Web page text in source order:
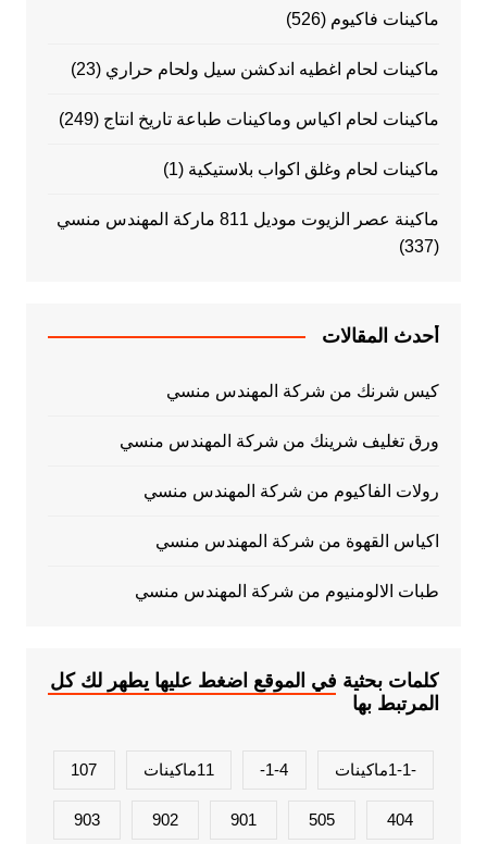
ماكينات فاكيوم (526)
ماكينات لحام اغطيه اندكشن سيل ولحام حراري (23)
ماكينات لحام اكياس وماكينات طباعة تاريخ انتاج (249)
ماكينات لحام وغلق اكواب بلاستيكية (1)
ماكينة عصر الزيوت موديل 811 ماركة المهندس منسي
(337)
أحدث المقالات
كيس شرنك من شركة المهندس منسي
ورق تغليف شرينك من شركة المهندس منسي
رولات الفاكيوم من شركة المهندس منسي
اكياس القهوة من شركة المهندس منسي
طبات الالومنيوم من شركة المهندس منسي
كلمات بحثية في الموقع اضغط عليها يطهر لك كل
المرتبط بها
-1-1ماكينات 1-4- 11ماكينات 107
404
505
901
902
903